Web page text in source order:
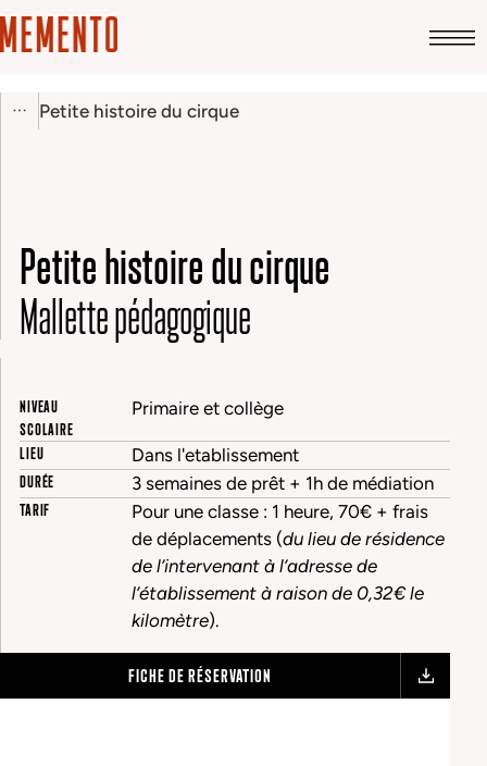
Petite histoire du cirque
Petite histoire du cirque
Mallette pédagogique
NIVEAU
SCOLAIRE
Primaire et collège
LIEU Dans l'etablissement
DURÉE 3 semaines de prêt + 1h de médiation
TARIF
Pour une classe : 1 heure, 70€ + frais
de déplacements (du lieu de résidence
de l’intervenant à l’adresse de
l’établissement à raison de 0,32€ le
kilomètre).
FICHE DE RÉSERVATION